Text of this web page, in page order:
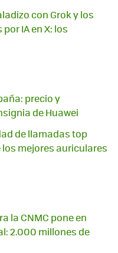
con Grok y los
IA en X: los
precio y
de Huawei
de llamadas top
mejores auriculares
la CNMC pone en
2.000 millones de